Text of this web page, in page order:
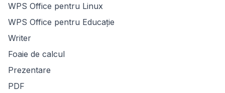
WPS Office pentru Linux
WPS Office pentru Educație
Writer
Foaie de calcul
Prezentare
PDF